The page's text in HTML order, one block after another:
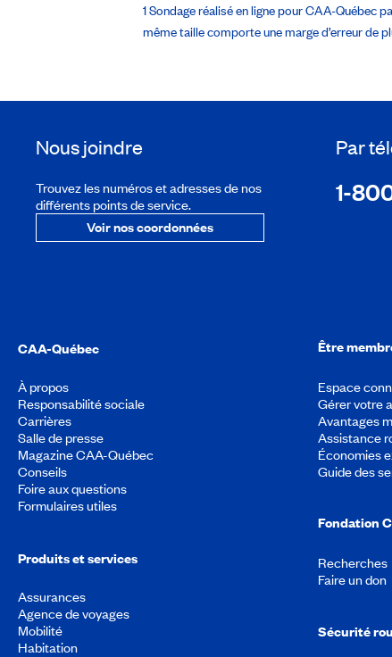
1 Sondage réalisé en ligne pour CAA-Québec
même taille comporte une marge d’erreur de
Nous joindre
Trouvez les numéros et adresses de nos
différents points de service.
Voir nos coordonnées
Par
1-
CAA-Québec
À propos
Responsabilité sociale
Carrières
Salle de presse
Magazine CAA-Québec
Conseils
Foire aux questions
Formulaires utiles
Produits et services
Assurances
Agence de voyages
Mobilité
Habitation
Être
Espace
Gérer votre
Avantages
Assistance
Économies
Guide des
Fondation
Recherches
Faire un don
Sécurité